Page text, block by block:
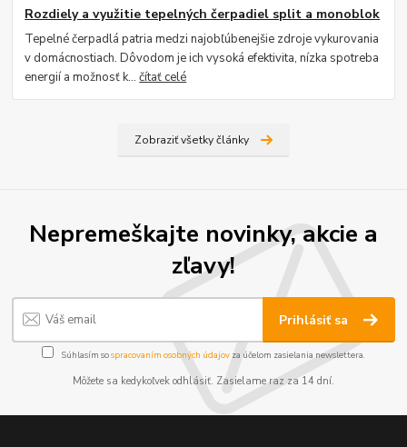
Rozdiely a využitie tepelných čerpadiel split a monoblok
Tepelné čerpadlá patria medzi najobľúbenejšie zdroje vykurovania
v domácnostiach. Dôvodom je ich vysoká efektivita, nízka spotreba
energií a možnosť k...čítať celé
Zobraziť všetky články
Nepremeškajte novinky, akcie a
zľavy!
Prihlásiť sa
Súhlasím sospracovaním osobných údajov za účelom zasielania newslettera.
Môžete sa kedykoľvek odhlásiť. Zasielame raz za 14 dní.